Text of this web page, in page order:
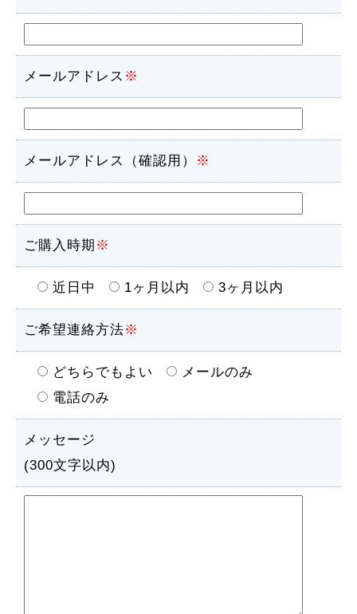
メールアドレス ※
メールアドレス（確認用） ※
ご購入時期 ※
近日中 1ヶ月以内 3ヶ月以内
ご希望連絡方法※
どちらでもよい
メールのみ
電話のみ
メッセージ
(300文字以内)